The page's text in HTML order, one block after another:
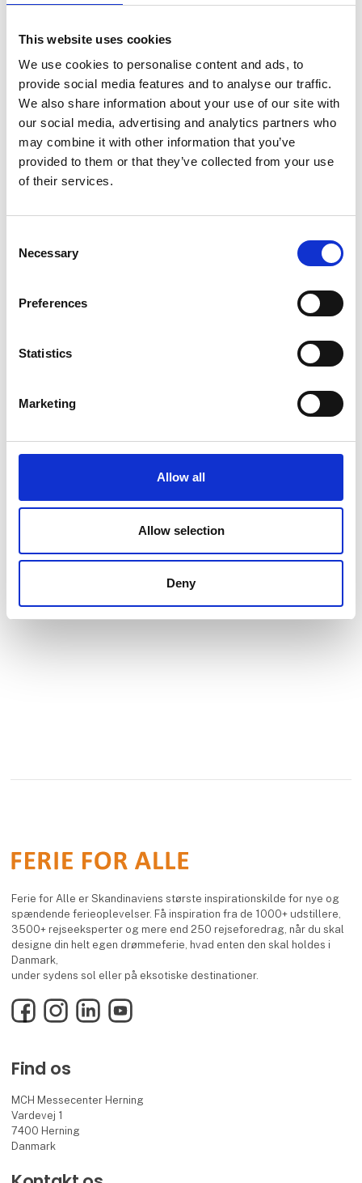
This website uses cookies
We use cookies to personalise content and ads, to
provide social media features and to analyse our traffic.
We also share information about your use of our site with
our social media, advertising and analytics partners who
may combine it with other information that you’ve
provided to them or that they’ve collected from your use
of their services.
Selection
Necessary
Preferences
Statistics
Marketing
Allow all
Allow selection
Deny
Fjord Line Danmark A/S
Fjord Line er meget mere end bare et færgeselskab. Vi har
fragtet glade danskere til Norge i mere end 30 år, og vores
øjeblik, de kører om bord på vores færger på vej på et
fantastisk Norgeseventyr, og til det øjeblik, de igen kører fra
land i Danmark efter en veloverstået ferie.
Derfor tilbyder vi en bred vifte af rejsemuligheder – fra
eller uden bil, campingvogn, autocamper eller motorcykel
på 9,5 eller 36 ti
Ferie for Alle er Skandinaviens største inspirationskilde for nye og
spændende ferieoplevelser. Få inspiration fra de 1000+ udstillere,
3500+ rejseeksperter og mere end 250 rejseforedrag, når du skal
designe din helt egen drømmeferie, hvad enten den skal holdes i
Danmark,
under sydens sol eller på eksotiske destinationer.
FacebookInstagramLinkedInYouTube
Find os
MCH Messecenter Herning
Vardevej 1
7400 Herning
Danmark